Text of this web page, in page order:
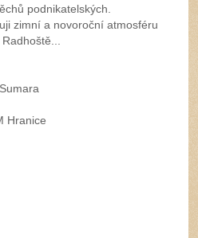
podnikatelských.
zimní a novoroční atmosféru